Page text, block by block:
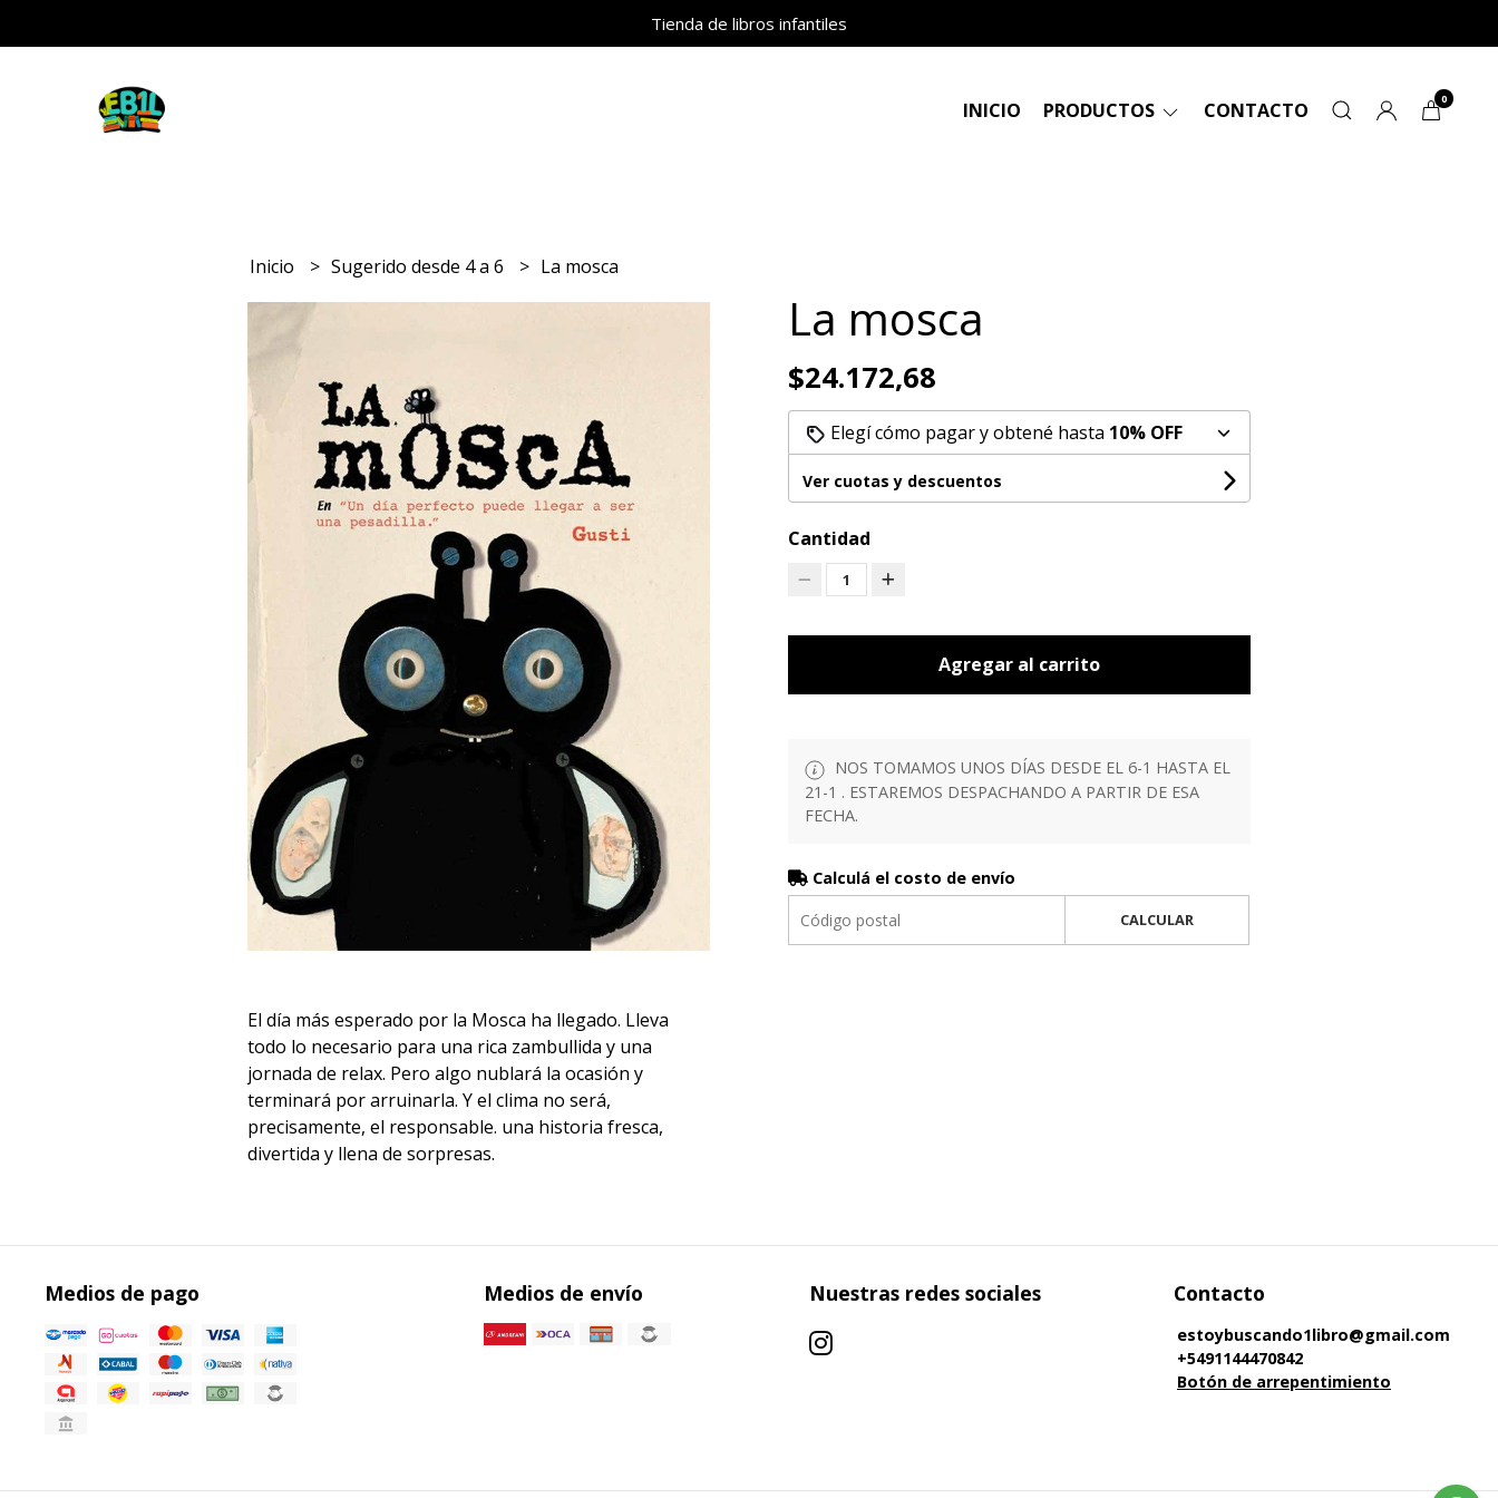
Tienda de libros infantiles
INICIO PRODUCTOS CONTACTO 0
Inicio Sugerido desde 4 a 6 La mosca
El día más esperado por la Mosca ha llegado. Lleva
todo lo necesario para una rica zambullida y una
jornada de relax. Pero algo nublará la ocasión y
terminará por arruinarla. Y el clima no será,
precisamente, el responsable. una historia fresca,
divertida y llena de sorpresas.
La mosca
$24.172,68
Elegí cómo pagar y obtené hasta 10% OFF
Ver cuotas y descuentos
Cantidad
1
Agregar al carrito
NOS TOMAMOS UNOS DÍAS DESDE EL 6-1 HASTA EL
21-1 . ESTAREMOS DESPACHANDO A PARTIR DE ESA
FECHA.
Calculá el costo de envío
CALCULAR
Medios de pago Medios de envío Nuestras redes sociales Contacto
estoybuscando1libro@gmail.com
+5491144470842
Botón de arrepentimiento